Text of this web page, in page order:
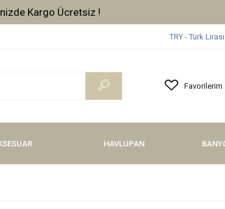
Vade Farksız 3 Taksit !
TRY - Türk Lirası
Favorilerim
HAVLUPAN